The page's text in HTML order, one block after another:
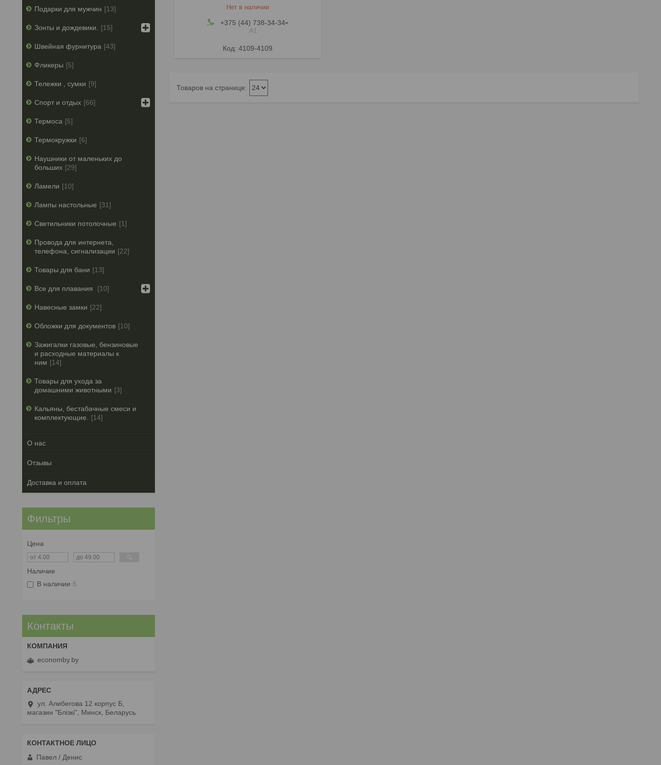
Нет в наличии
+375 (44) 738-34-34
А1
4109-4109
Подарки для мужчин 13
Зонты и дождевики. 15
Швейная фурнитура 43
Фликеры 5
Тележки , сумки 9
Спорт и отдых 66
Термоса 5
Термокружки 6
Наушники от маленьких до
больших
29
Ламели 10
Лампы настольные 31
Светильники потолочные 1
Провода для интернета,
телефона, сигнализации
22
Товары для бани 13
Все для плавания 10
Навесные замки 22
Обложки для документов 10
Зажигалки газовые, бензиновые
и расходные материалы к
ним
14
Товары для ухода за
домашними животными
3
Кальяны, бестабачные смеси и
комплектующие.
14
О нас
Отзывы
Доставка и оплата
Фильтры
Цена
Наличие
В наличии 5
Контакты
economby.by
ул. Алибегова 12 корпус Б,
магазин "Блiзкi", Минск, Беларусь
Павел / Денис